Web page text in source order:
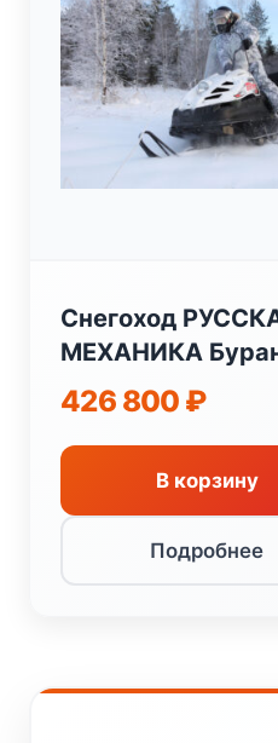
Снегоход
МЕХАНИКА
426 800 ₽
В корзину
Подробнее